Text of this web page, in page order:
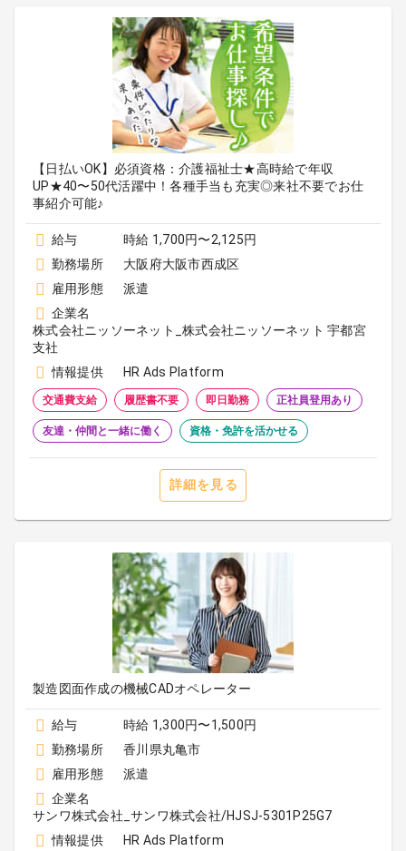
【日払いOK】必須資格：介護福祉士★高時給で年収
UP★40〜50代活躍中！各種手当も充実◎来社不要でお仕
事紹介可能♪
給与
時給 1,700円〜2,125円
勤務場所
大阪府大阪市西成区
雇用形態
派遣
企業名
株式会社ニッソーネット_株式会社ニッソーネット 宇都宮
支社
情報提供
HR Ads Platform
交通費支給 履歴書不要 即日勤務 正社員登用あり
友達・仲間と一緒に働く 資格・免許を活かせる
詳細を見る
製造図面作成の機械CADオペレーター
給与
時給 1,300円〜1,500円
勤務場所
香川県丸亀市
雇用形態
派遣
企業名
サンワ株式会社_サンワ株式会社/HJSJ-5301P25G7
情報提供
HR Ads Platform